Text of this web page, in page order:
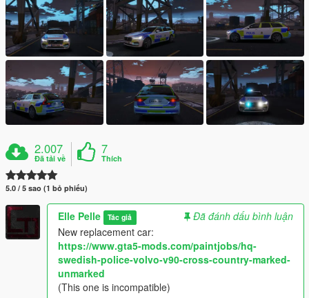
2.007
Đã tải về
7
Thích
5.0 / 5 sao (1 bỏ phiếu)
Elle Pelle Tác giả
Đã đánh dấu bình luận
New replacement car:
https://www.gta5-mods.com/paintjobs/hq-
swedish-police-volvo-v90-cross-country-marked-
unmarked
(This one is incompatible)